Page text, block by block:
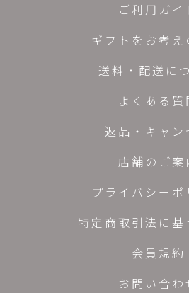
ご利用ガイ
ギフトをお考え
送料・配送に
よくある質
返品・キャン
店舗のご案
プライバシーポ
特定商取引法に基
会員規約
お問い合わ